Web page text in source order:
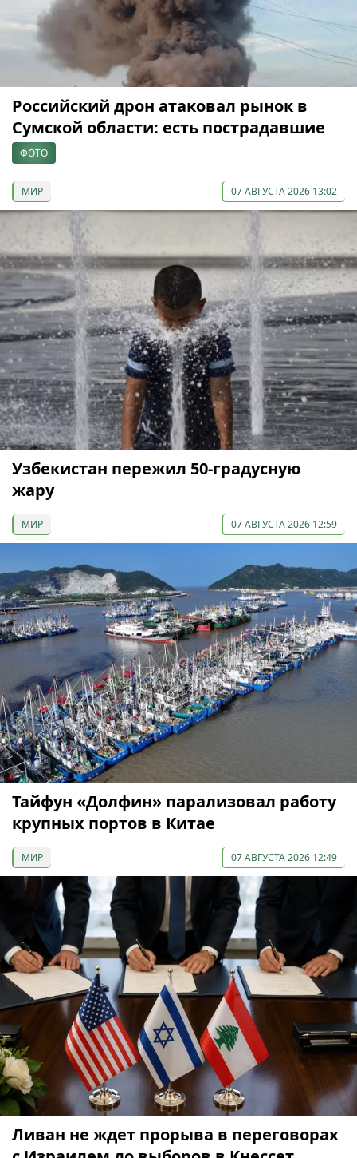
Российский дрон атаковал рынок в
Сумской области: есть пострадавшие
ФОТО
МИР 07 АВГУСТА 2026 13:02
Узбекистан пережил 50-градусную
жару
МИР 07 АВГУСТА 2026 12:59
Тайфун «Долфин» парализовал работу
крупных портов в Китае
МИР 07 АВГУСТА 2026 12:49
Ливан не ждет прорыва в переговорах